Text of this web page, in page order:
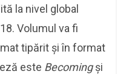
la nivel global
Volumul va fi
tipărit și în format
este Becomingși